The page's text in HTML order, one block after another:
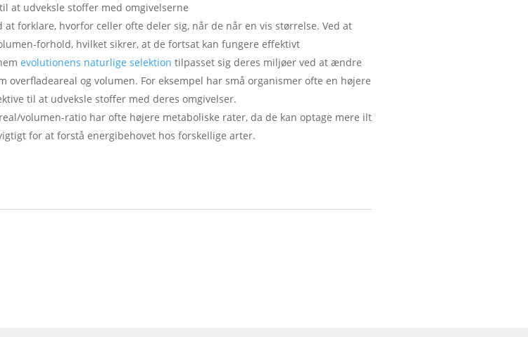
at udveksle stoffer med omgivelserne
forklare, hvorfor celler ofte deler sig, når de når en vis størrelse. Ved at
forhold, hvilket sikrer, at de fortsat kan fungere effektivt
evolutionens naturlige selektion tilpasset sig deres miljøer ved at ændre
og volumen. For eksempel har små organismer ofte en højere
til at udveksle stoffer med deres omgivelser.
volumen-ratio har ofte højere metaboliske rater, da de kan optage mere ilt
for at forstå energibehovet hos forskellige arter.